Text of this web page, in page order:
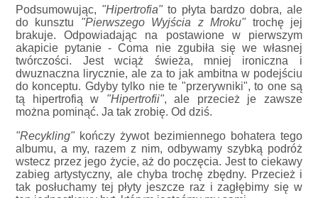
Podsumowując, "Hipertrofia"to płyta bardzo dobra, ale
do kunsztu "Pierwszego Wyjścia z Mroku"trochę jej
brakuje. Odpowiadając na postawione w pierwszym
akapicie pytanie - Coma nie zgubiła się we własnej
twórczości. Jest wciąż świeża, mniej ironiczna i
dwuznaczna lirycznie, ale za to jak ambitna w podejściu
do konceptu. Gdyby tylko nie te "przerywniki", to one są
tą hipertrofią w "Hipertrofii", ale przecież je zawsze
można pominąć. Ja tak zrobię. Od dziś.
"Recykling"kończy żywot bezimiennego bohatera tego
albumu, a my, razem z nim, odbywamy szybką podróż
wstecz przez jego życie, aż do poczęcia. Jest to ciekawy
zabieg artystyczny, ale chyba trochę zbędny. Przecież i
tak posłuchamy tej płyty jeszcze raz i zagłębimy się w